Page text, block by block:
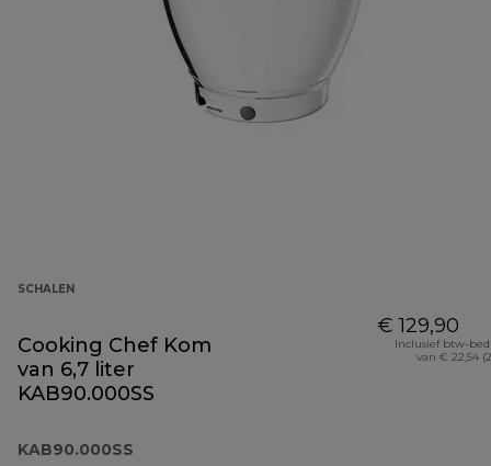
SCHALEN
Cooking Chef Kom
van 6,7 liter
KAB90.000SS
KAB90.000SS
€ 129,90
Inclusief btw-
van € 22,54